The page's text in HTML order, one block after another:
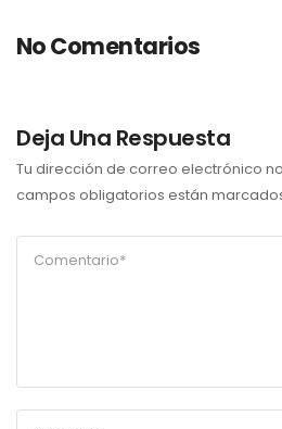
No Comentarios
Deja Una Respuesta
Tu dirección de correo electrónico
campos obligatorios están